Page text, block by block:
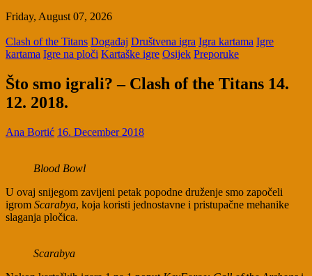
Friday, August 07, 2026
Clash of the Titans Događaj Društvena igra Igra kartama Igre
kartama Igre na ploči Kartaške igre Osijek Preporuke
Što smo igrali? – Clash of the Titans 14.
12. 2018.
Ana Bortić 16. December 2018
Blood Bowl
U ovaj snijegom zavijeni petak popodne druženje smo započeli
igrom Scarabya, koja koristi jednostavne i pristupačne mehanike
slaganja pločica.
Scarabya